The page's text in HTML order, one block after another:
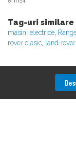
Tag-uri similare
masini electrice,
rover clasic, land